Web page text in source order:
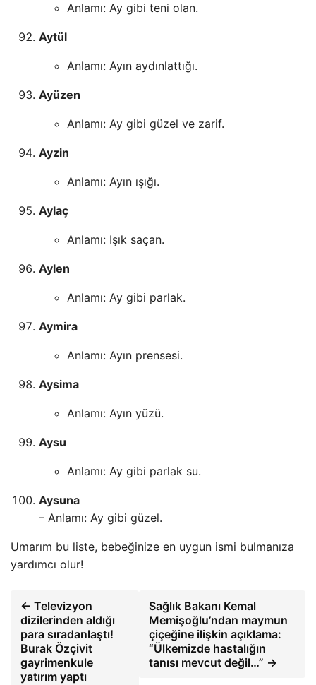
Anlamı: Ay gibi teni olan.
Aytül
Anlamı: Ayın aydınlattığı.
Ayüzen
Anlamı: Ay gibi güzel ve zarif.
Ayzin
Anlamı: Ayın ışığı.
Aylaç
Anlamı: Işık saçan.
Aylen
Anlamı: Ay gibi parlak.
Aymira
Anlamı: Ayın prensesi.
Aysima
Anlamı: Ayın yüzü.
Aysu
Anlamı: Ay gibi parlak su.
Aysuna
– Anlamı: Ay gibi güzel.
Umarım bu liste, bebeğinize en uygun ismi bulmanıza
yardımcı olur!
← Televizyon
dizilerinden aldığı
para sıradanlaştı!
Burak Özçivit
gayrimenkule
yatırım yaptı
Sağlık Bakanı Kemal
Memişoğlu’ndan maymun
çiçeğine ilişkin açıklama:
“Ülkemizde hastalığın
tanısı mevcut değil…” →